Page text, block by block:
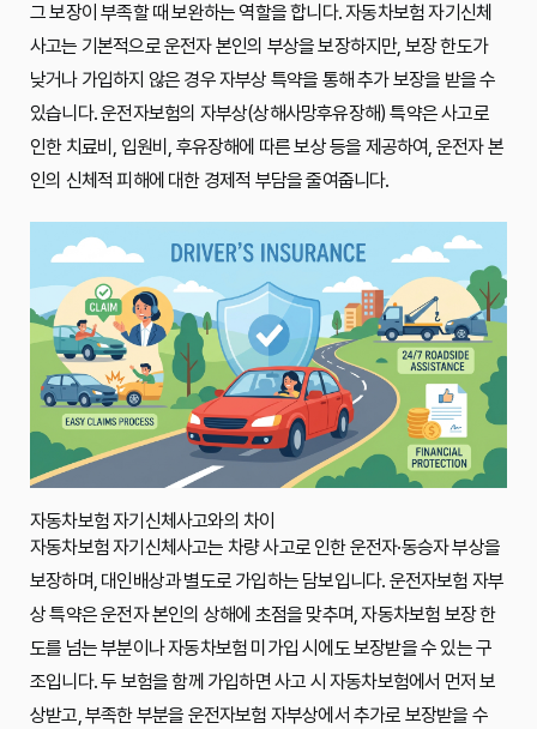
그 보장이 부족할 때 보완하는 역할을 합니다. 자동차보험 자기신체
사고는 기본적으로 운전자 본인의 부상을 보장하지만, 보장 한도가
낮거나 가입하지 않은 경우 자부상 특약을 통해 추가 보장을 받을 수
있습니다. 운전자보험의 자부상(상해사망후유장해) 특약은 사고로
인한 치료비, 입원비, 후유장해에 따른 보상 등을 제공하여, 운전자 본
인의 신체적 피해에 대한 경제적 부담을 줄여줍니다.
자동차보험 자기신체사고와의 차이
자동차보험 자기신체사고는 차량 사고로 인한 운전자·동승자 부상을
보장하며, 대인배상과 별도로 가입하는 담보입니다. 운전자보험 자부
상 특약은 운전자 본인의 상해에 초점을 맞추며, 자동차보험 보장 한
도를 넘는 부분이나 자동차보험 미가입 시에도 보장받을 수 있는 구
조입니다. 두 보험을 함께 가입하면 사고 시 자동차보험에서 먼저 보
상받고, 부족한 부분을 운전자보험 자부상에서 추가로 보장받을 수